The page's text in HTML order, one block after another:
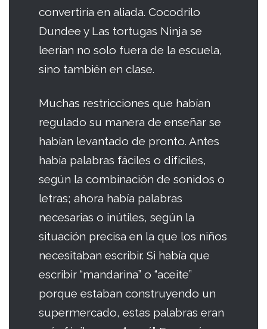
convertiría en aliada. Cocodrilo
Dundee y Las tortugas Ninja se
leerían no solo fuera de la escuela,
sino también en clase.
Muchas restricciones que habían
regulado su manera de enseñar se
habían levantado de pronto. Antes
había palabras fáciles o difíciles,
según la combinación de sonidos o
letras; ahora había palabras
necesarias o inútiles, según la
situación precisa en la que los niños
necesitaban escribir. Si había que
escribir “mandarina” o “aceite”
porque estaban construyendo un
supermercado, estas palabras eran